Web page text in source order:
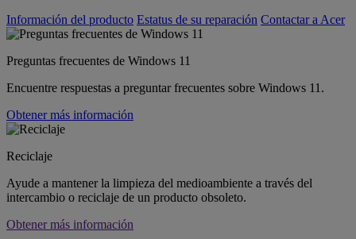
Información del producto Estatus de su reparación Contactar a Acer
Preguntas frecuentes de Windows 11
Encuentre respuestas a preguntar frecuentes sobre Windows 11.
Obtener más información
Reciclaje
Ayude a mantener la limpieza del medioambiente a través del
intercambio o reciclaje de un producto obsoleto.
Obtener más información